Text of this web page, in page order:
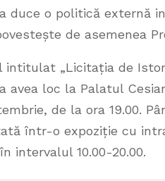
duce o politică externă
de asemenea
„Licitația de
avea loc la Palatul
de la ora 19.00.
într-o expoziție cu
intervalul 10.00-20.00.